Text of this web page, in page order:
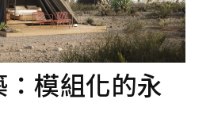
模組化的永